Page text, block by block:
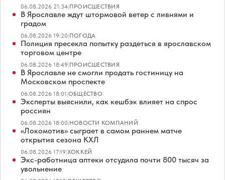
06.08.2026 21:34|ПРОИСШЕСТВИЯ
В Ярославле ждут штормовой ветер с ливнями и
градом
06.08.2026 19:20|ПОГОДА
Полиция пресекла попытку раздеться в ярославском
торговом центре
06.08.2026 18:49|ПРОИСШЕСТВИЯ
В Ярославле не смогли продать гостиницу на
Московском проспекте
06.08.2026 18:01|ОБЩЕСТВО
Эксперты выяснили, как кешбэк влияет на спрос
россиян
06.08.2026 18:00|НОВОСТИ КОМПАНИЙ
«Локомотив» сыграет в самом раннем матче
открытия сезона КХЛ
06.08.2026 17:19|ХОККЕЙ
Экс-работница аптеки отсудила почти 800 тысяч за
увольнение